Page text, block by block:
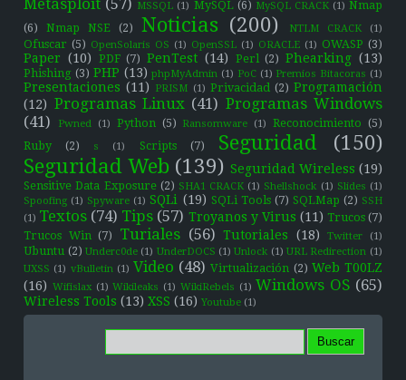
MSSQL (1) MySQL (6) MySQL CRACK (1) Nmap
(6)
Nmap NSE (2) Noticias (200) NTLM CRACK (1)
Ofuscar (5) OpenSolaris OS (1) OpenSSL (1) ORACLE (1) OWASP (3)
Paper (10) PDF (7) PenTest (14) Perl (2) Phearking (13)
Phishing (3) PHP (13) phpMyAdmin (1) PoC (1) Premios Bitacoras (1)
Presentaciones (11) PRISM (1) Privacidad (2) Programación
(12) Programas Linux (41) Programas Windows
(41)
Pwned (1) Python (5) Ransomware (1) Reconocimiento (5)
Ruby
(2) s (1) Scripts (7) Seguridad
(150)
Seguridad Web (139) Seguridad Wireless (19)
Sensitive Data Exposure (2) SHA1 CRACK (1) Shellshock (1) Slides (1)
Spoofing (1) Spyware (1) SQLi (19) SQLi Tools (7) SQLMap (2) SSH
(1) Textos (74) Tips (57) Troyanos y Virus (11) Trucos (7)
Trucos Win (7) Turiales (56) Tutoriales (18) Twitter (1)
Ubuntu (2) Underc0de (1) UnderDOCS (1) Unlock (1) URL Redirection (1)
UXSS (1) vBulletin (1) Video (48) Virtualización (2) Web T00LZ
(16) Wifislax (1) Wikileaks (1) WikiRebels (1) Windows OS (65)
Wireless Tools (13) XSS (16) Youtube (1)